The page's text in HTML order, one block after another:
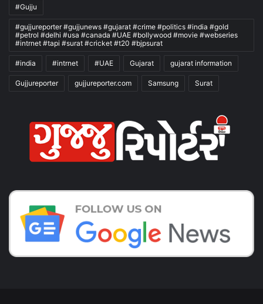
#Gujju
#gujjureporter #gujjunews #gujarat #crime #politics #india #gold
#petrol #delhi #usa #canada #UAE #bollywood #movie #webseries
#intrnet #tapi #surat #cricket #t20 #bjpsurat
#india #intrnet #UAE Gujarat gujarat information
Gujjureporter gujjureporter.com Samsung Surat